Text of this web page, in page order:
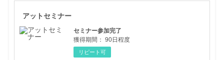
アットセミナー
セミナー参加完了
獲得期間： 90日程度
リピート可